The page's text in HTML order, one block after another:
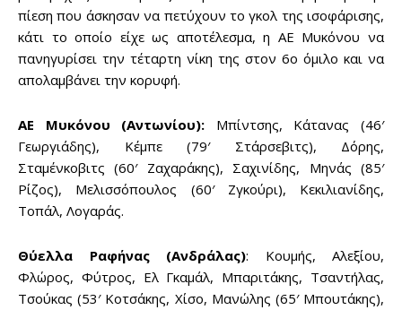
Don't miss
out!
SUBSCRIBE
πίεση που άσκησαν να πετύχουν το γκολ της ισοφάρισης,
κάτι το οποίο είχε ως αποτέλεσμα, η ΑΕ Μυκόνου να
πανηγυρίσει την τέταρτη νίκη της στον 6ο όμιλο και να
απολαμβάνει την κορυφή.
ΑΕ Μυκόνου (Αντωνίου): Μπίντσης, Κάτανας (46′
Γεωργιάδης), Κέμπε (79′ Στάρσεβιτς), Δόρης,
Σταμένκοβιτς (60′ Ζαχαράκης), Σαχινίδης, Μηνάς (85′
Ρίζος), Μελισσόπουλος (60′ Ζγκούρι), Κεκιλιανίδης,
Τοπάλ, Λογαράς.
Θύελλα Ραφήνας (Ανδράλας): Κουμής, Αλεξίου,
Φλώρος, Φύτρος, Ελ Γκαμάλ, Μπαριτάκης, Τσαντήλας,
Τσούκας (53′ Κοτσάκης, Χίσο, Μανώλης (65′ Μπουτάκης),